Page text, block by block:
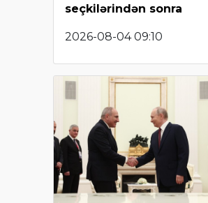
seçkilərindən sonra
2026-08-04 09:10